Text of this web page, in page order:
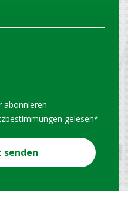
abonnieren
gelesen*
senden